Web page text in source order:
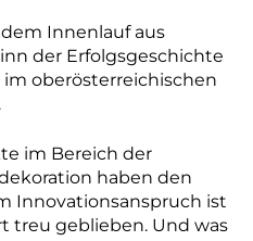
Innenlauf aus
der Erfolgsgeschichte
oberösterreichischen
im Bereich der
haben den
Innovationsanspruch ist
treu geblieben. Und was